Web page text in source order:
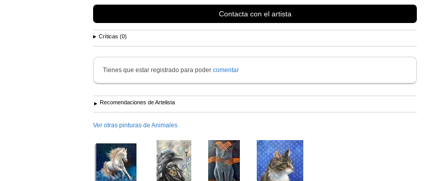
Contacta con el artista
Críticas (0)
Tienes que estar registrado para poder comentar
Recomendaciones de Artelista
Ver otras pinturas de Animales